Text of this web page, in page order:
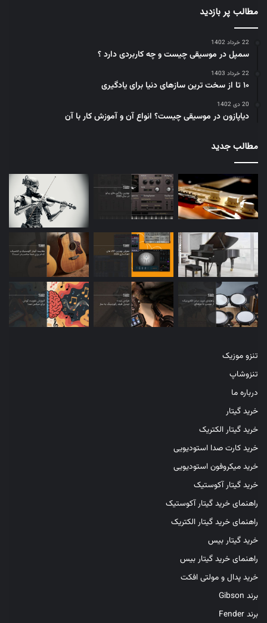
مطالب پر بازدید
22 خرداد 1402
سمپل در موسیقی چیست و چه کاربردی دارد ؟
22 خرداد 1403
۱۰ تا از سخت ترین سازهای دنیا برای یادگیری
20 دی 1402
دیاپازون در موسیقی چیست؟ انواع آن و آموزش کار با آن
مطالب جدید
تنزو موزیک
تنزوشاپ
درباره ما
خرید گیتار
خرید گیتار الکتریک
خرید کارت صدا استودیویی
خرید میکروفون استودیویی
خرید گیتار آکوستیک
راهنمای خرید گیتار آکوستیک
راهنمای خرید گیتار الکتریک
خرید گیتار بیس
راهنمای خرید گیتار بیس
خرید پدال و مولتی افکت
برند Gibson
برند Fender